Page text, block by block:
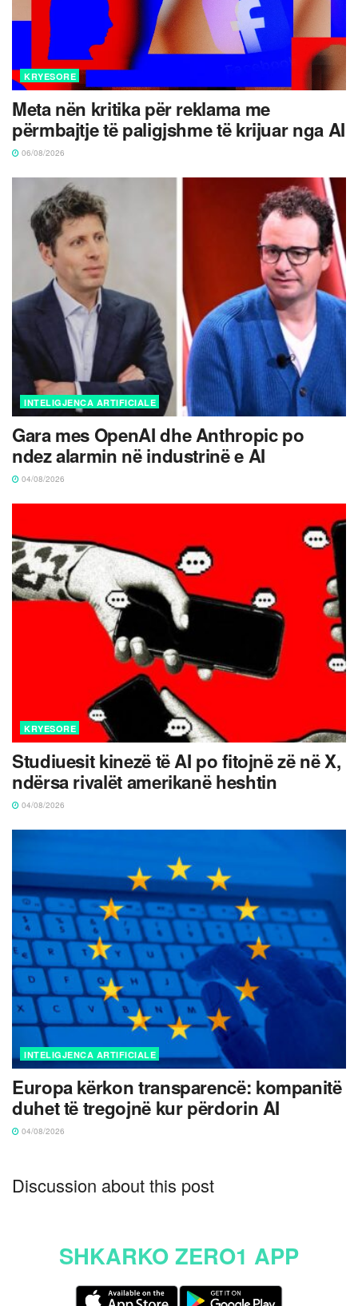
KRYESORE
Meta nën kritika për reklama me
përmbajtje të paligjshme të krijuar nga AI
06/08/2026
INTELIGJENCA ARTIFICIALE
Gara mes OpenAI dhe Anthropic po
ndez alarmin në industrinë e AI
04/08/2026
KRYESORE
Studiuesit kinezë të AI po fitojnë zë në X,
ndërsa rivalët amerikanë heshtin
04/08/2026
INTELIGJENCA ARTIFICIALE
Europa kërkon transparencë: kompanitë
duhet të tregojnë kur përdorin AI
04/08/2026
Discussion about this post
SHKARKO ZERO1 APP